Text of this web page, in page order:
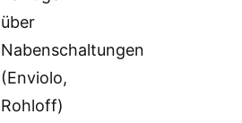
über
Nabenschaltungen
(Enviolo,
Rohloff)